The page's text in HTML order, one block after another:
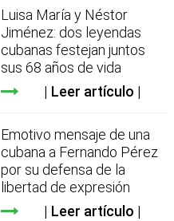
Luisa María y Néstor
Jiménez: dos leyendas
cubanas festejan juntos
sus 68 años de vida
Leer artículo
Emotivo mensaje de una
cubana a Fernando Pérez
por su defensa de la
libertad de expresión
Leer artículo